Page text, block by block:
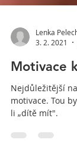
Lenka
3. 2. 2021
Motivace
Nejdůležitější
li „dítě mít".